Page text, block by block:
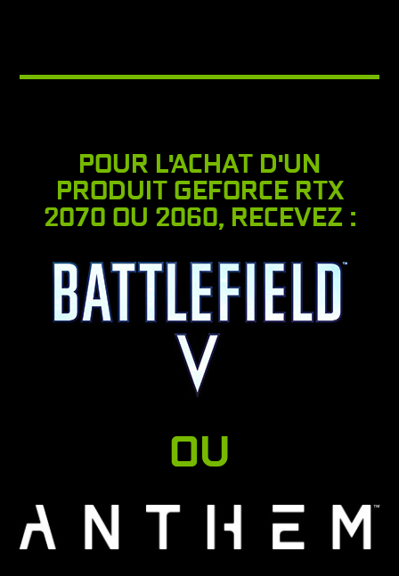
POUR L'ACHAT D'UN
PRODUIT GEFORCE RTX
2070 OU 2060, RECEVEZ :
OU